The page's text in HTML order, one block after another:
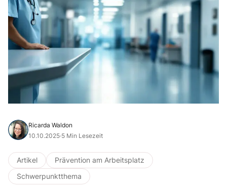
Ricarda Waldon
10.10.2025·5 Min Lesezeit
Artikel
Prävention am Arbeitsplatz
Schwerpunktthema